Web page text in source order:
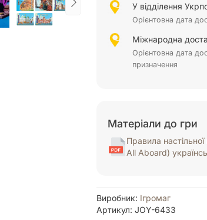
У відділення
Орієнтовна дата
Міжнародна
Орієнтовна дата
призначення
Матеріали до гри
Правила
All Aboard)
Виробник: Ігромаг
Артикул: JOY-6433